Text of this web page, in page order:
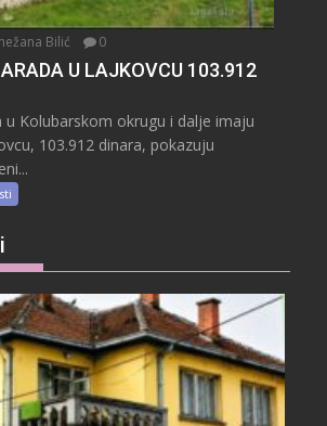
Bilić 0
U LAJKOVCU 103.912
u Kolubarskom okrugu i dalje imaju
103.912 dinara, pokazuju